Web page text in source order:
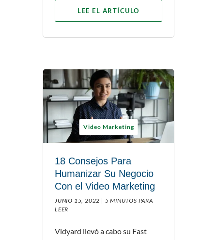
LEE EL ARTÍCULO
Video Marketing
18 Consejos Para
Humanizar Su Negocio
Con el Video Marketing
JUNIO 15, 2022 | 5 MINUTOS PARA
LEER
Vidyard llevó a cabo su Fast